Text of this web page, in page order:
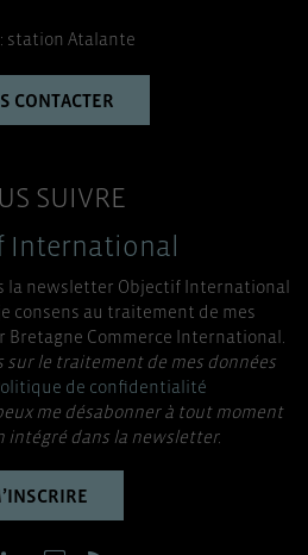
station Atalante
CONTACTER
SUIVRE
International
la newsletter Objectif International
consens au traitement de mes
Bretagne Commerce International.
sur le traitement de mes données
de confidentialité
me désabonner à tout moment
intégré dans la newsletter.